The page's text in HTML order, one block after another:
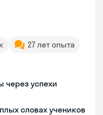
27 лет опыта
через успехи
словах учеников